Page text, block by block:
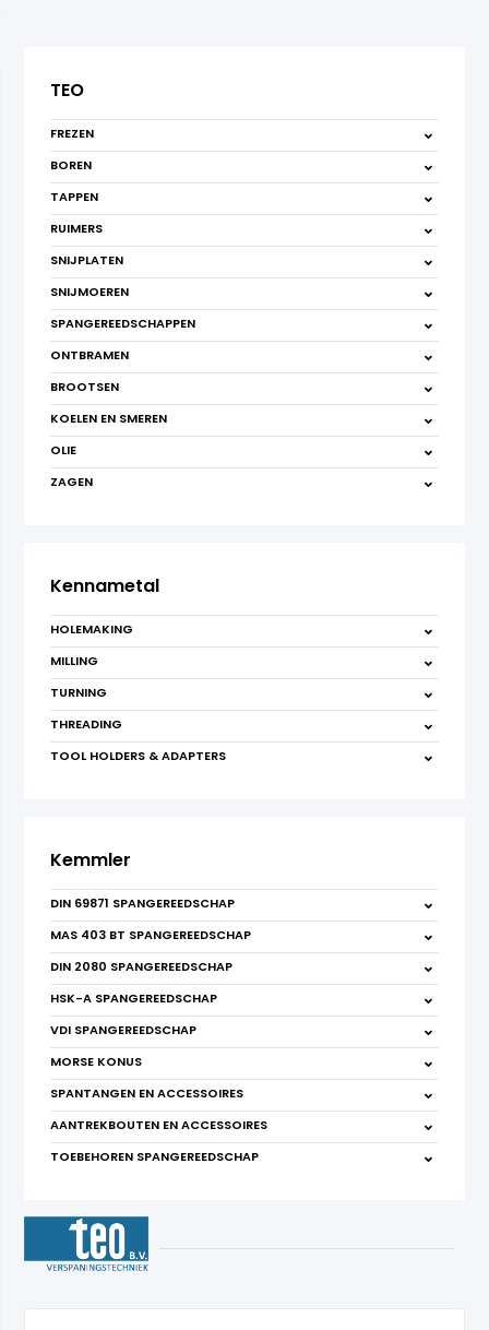
TEO
FREZEN
BOREN
TAPPEN
RUIMERS
SNIJPLATEN
SNIJMOEREN
SPANGEREEDSCHAPPEN
ONTBRAMEN
BROOTSEN
KOELEN EN SMEREN
OLIE
ZAGEN
Kennametal
HOLEMAKING
MILLING
TURNING
THREADING
TOOL HOLDERS & ADAPTERS
Kemmler
DIN 69871 SPANGEREEDSCHAP
MAS 403 BT SPANGEREEDSCHAP
DIN 2080 SPANGEREEDSCHAP
HSK-A SPANGEREEDSCHAP
VDI SPANGEREEDSCHAP
MORSE KONUS
SPANTANGEN EN ACCESSOIRES
AANTREKBOUTEN EN ACCESSOIRES
TOEBEHOREN SPANGEREEDSCHAP